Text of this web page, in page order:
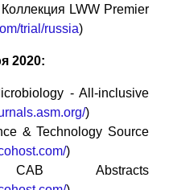
LWW Premier
trial/russia)
2020:
- All-inclusive
)
& Technology Source
)
Abstracts